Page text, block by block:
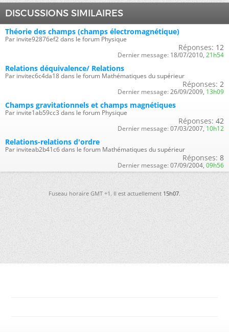
DISCUSSIONS SIMILAIRES
Théorie des champs (champs électromagnétique)
Par invite92876ef2 dans le forum Physique
Réponses: 12
Dernier message: 18/07/2010, 21h54
Relations déquivalence/ Relations
Par invitec6c4da18 dans le forum Mathématiques du supérieur
Réponses: 2
Dernier message: 26/09/2009, 13h09
Champs gravitationnels et champs magnétiques
Par invite1ab59cc3 dans le forum Physique
Réponses: 42
Dernier message: 07/03/2007, 10h12
Relations-relations d'ordre
Par inviteab2b41c6 dans le forum Mathématiques du supérieur
Réponses: 8
Dernier message: 07/09/2004, 09h56
Fuseau horaire GMT +1. Il est actuellement15h07.